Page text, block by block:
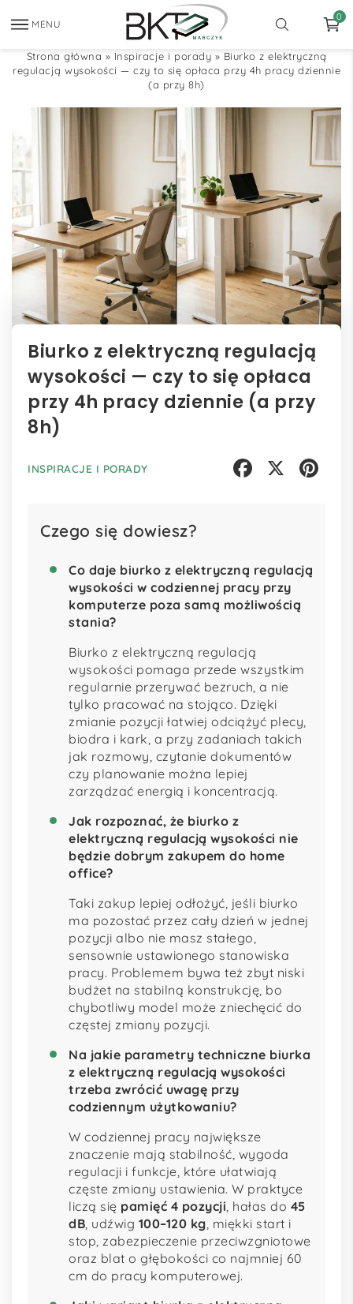
MENU
0
Strona główna » Inspiracje i porady » Biurko z elektryczną
regulacją wysokości — czy to się opłaca przy 4h pracy dziennie
(a przy 8h)
Biurko z elektryczną regulacją
wysokości — czy to się opłaca
przy 4h pracy dziennie (a przy
8h)
INSPIRACJE I PORADY
Czego się dowiesz?
Co daje biurko z elektryczną regulacją
wysokości w codziennej pracy przy
komputerze poza samą możliwością
stania?
Biurko z elektryczną regulacją
wysokości pomaga przede wszystkim
regularnie przerywać bezruch, a nie
tylko pracować na stojąco. Dzięki
zmianie pozycji łatwiej odciążyć plecy,
biodra i kark, a przy zadaniach takich
jak rozmowy, czytanie dokumentów
czy planowanie można lepiej
zarządzać energią i koncentracją.
Jak rozpoznać, że biurko z
elektryczną regulacją wysokości nie
będzie dobrym zakupem do home
office?
Taki zakup lepiej odłożyć, jeśli biurko
ma pozostać przez cały dzień w jednej
pozycji albo nie masz stałego,
sensownie ustawionego stanowiska
pracy. Problemem bywa też zbyt niski
budżet na stabilną konstrukcję, bo
chybotliwy model może zniechęcić do
częstej zmiany pozycji.
Na jakie parametry techniczne biurka
z elektryczną regulacją wysokości
trzeba zwrócić uwagę przy
codziennym użytkowaniu?
W codziennej pracy największe
znaczenie mają stabilność, wygoda
regulacji i funkcje, które ułatwiają
częste zmiany ustawienia. W praktyce
liczą się pamięć 4 pozycji , hałas do 45
dB , udźwig 100–120 kg , miękki start i
stop, zabezpieczenie przeciwzgniotowe
oraz blat o głębokości co najmniej 60
cm do pracy komputerowej.